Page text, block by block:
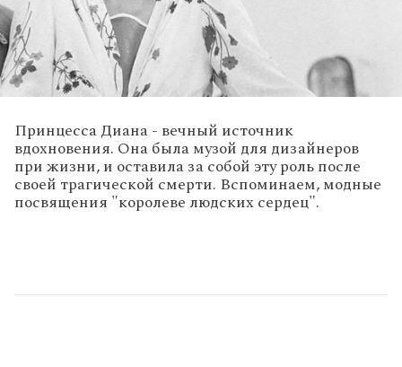
Принцесса Диана - вечный источник
вдохновения. Она была музой для дизайнеров
при жизни, и оставила за собой эту роль после
своей трагической смерти. Вспоминаем, модные
посвящения "королеве людских сердец".